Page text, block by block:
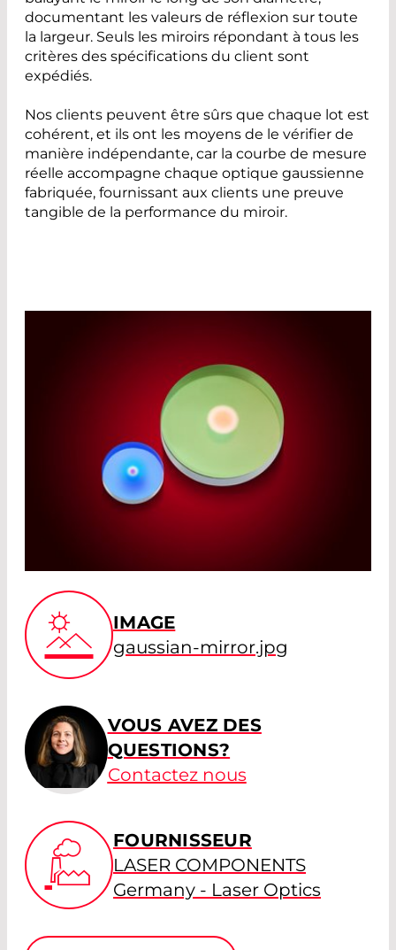
documentant les valeurs de réflexion sur toute
la largeur. Seuls les miroirs répondant à tous les
critères des spécifications du client sont
expédiés.
Nos clients peuvent être sûrs que chaque lot est
cohérent, et ils ont les moyens de le vérifier de
manière indépendante, car la courbe de mesure
réelle accompagne chaque optique gaussienne
fabriquée, fournissant aux clients une preuve
tangible de la performance du miroir.
IMAGE
gaussian-mirror.jpg
VOUS AVEZ DES
QUESTIONS?
Contactez nous
FOURNISSEUR
LASER COMPONENTS
Germany - Laser Optics